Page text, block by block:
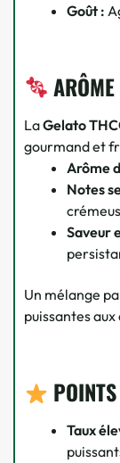
Goût :
LaGelato
gourmand et
Arôme
Notes
Saveur
Un mélange
puissantes
Taux